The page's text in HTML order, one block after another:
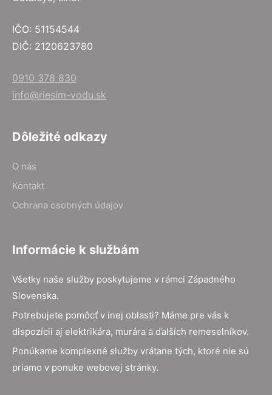
IČO: 51154544
DIČ: 2120623780
0910 378 830
info@riesim-vodu.sk
Dôležité odkazy
O nás
Kontakt
Ochrana osobných údajov
Informácie k službám
Všetky naše služby poskytujeme v rámci Západného
Slovenska.
Potrebujete pomôcť v inej oblasti? Máme pre vás k
dispozícii aj elektrikára, murára a ďalších remeselníkov.
Ponúkame komplexné služby vrátane tých, ktoré nie sú
priamo v ponuke webovej stránky.